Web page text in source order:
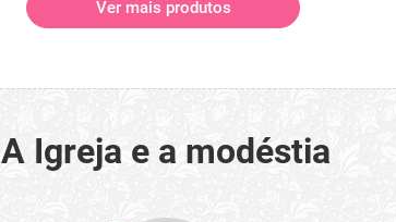
Ver mais produtos
A Igreja e a modéstia